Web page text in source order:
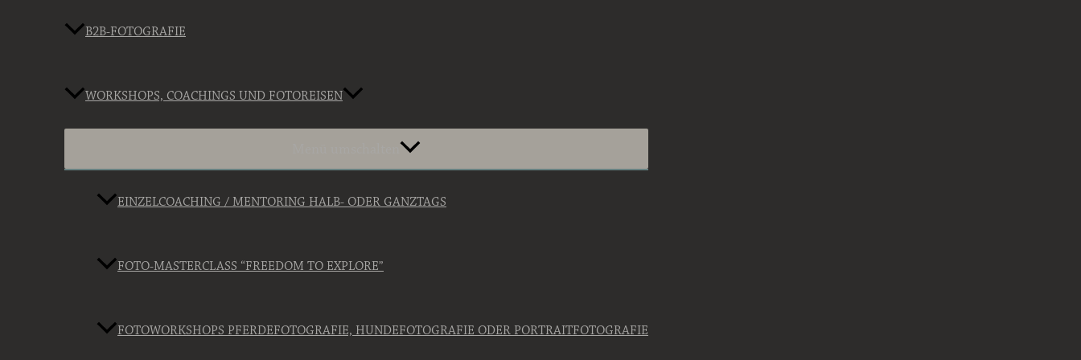
B2B-FOTOGRAFIE
WORKSHOPS, COACHINGS UND FOTOREISEN
EINZELCOACHING / MENTORING HALB- ODER GANZTAGS
FOTO-MASTERCLASS “FREEDOM TO EXPLORE”
FOTOWORKSHOPS PFERDEFOTOGRAFIE, HUNDEFOTOGRAFIE ODER PORTRAITFOTOGRAFIE